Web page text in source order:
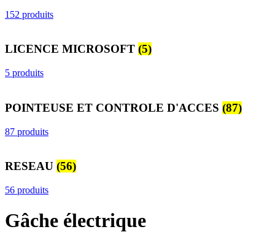
152 produits
LICENCE MICROSOFT (5)
5 produits
POINTEUSE ET CONTROLE D'ACCES (87)
87 produits
RESEAU (56)
56 produits
Gâche électrique